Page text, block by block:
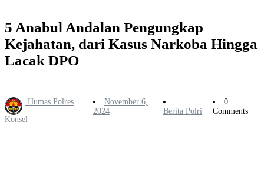
5 Anabul Andalan Pengungkap
Kejahatan, dari Kasus Narkoba Hingga
Lacak DPO
Humas Polres
Konsel
November 6,
2024
Berita Polri
0
Comments